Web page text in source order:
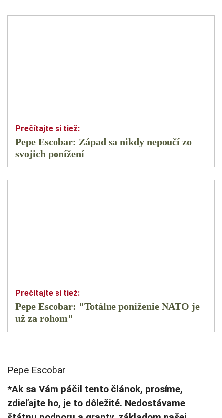
Pepe Escobar: Západ sa nikdy nepoučí zo
svojich ponížení
Pepe Escobar: "Totálne poníženie NATO je
už za rohom"
Pepe Escobar
*Ak sa Vám páčil tento článok, prosíme,
zdieľajte ho, je to dôležité. Nedostávame